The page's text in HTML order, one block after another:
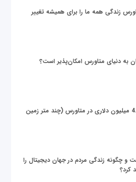
زندگی همه ما را برای همیشه تغییر
به دنیای متاورس امکان‌پذیر است؟
خرید زمین 4.3 میلیون دلاری در متاورس (چند متر زمین
و چگونه زندگی مردم در جهان دیجیتال را
کرد؟